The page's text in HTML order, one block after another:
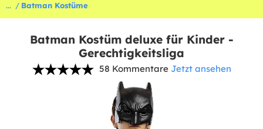
... Batman Kostüme
Batman Kostüm deluxe für Kinder -
Gerechtigkeitsliga
58 Kommentare Jetzt ansehen